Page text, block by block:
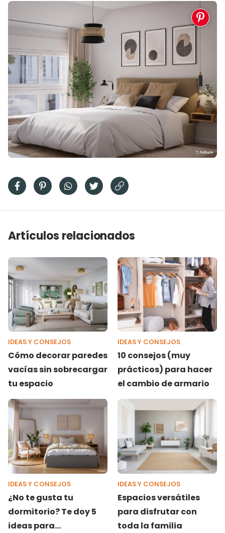
Artículos relacionados
IDEAS Y CONSEJOS
Cómo decorar paredes
vacías sin sobrecargar
tu espacio
IDEAS Y CONSEJOS
10 consejos (muy
prácticos) para hacer
el cambio de armario
IDEAS Y CONSEJOS
¿No te gusta tu
dormitorio? Te doy 5
ideas para
IDEAS Y CONSEJOS
Espacios versátiles
para disfrutar con
toda la familia